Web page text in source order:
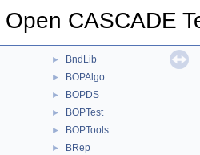
Open CASCADE
BlendFunc
► BndLib
► BOPAlgo
► BOPDS
► BOPTest
► BOPTools
► BRep